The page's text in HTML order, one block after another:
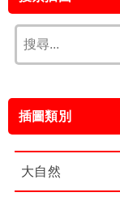
插圖類別
大自然